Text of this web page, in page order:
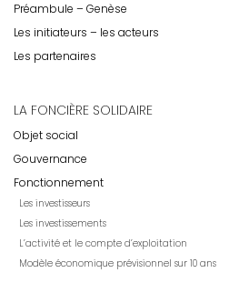
Préambule – Genèse
Les initiateurs – les acteurs
Les partenaires
LA FONCIÈRE SOLIDAIRE
Objet social
Gouvernance
Fonctionnement
Les investisseurs
Les investissements
L’activité et le compte d’exploitation
Modèle économique prévisionnel sur 10 ans